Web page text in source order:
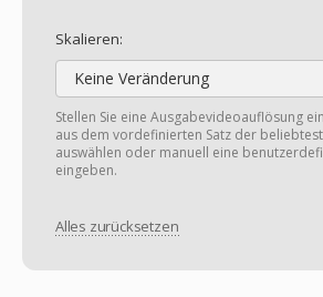
Skalieren:
Keine Veränderung
Stellen Sie eine Ausgabevideoauflösung
aus dem vordefinierten Satz der
auswählen oder manuell eine
eingeben.
Alles zurücksetzen